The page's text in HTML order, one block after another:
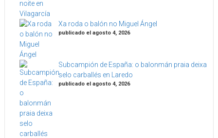
Xa roda o balón no Miguel Ángel
publicado el agosto 4, 2026
Subcampión de España: o balonmán praia deixa
selo carballés en Laredo
publicado el agosto 4, 2026